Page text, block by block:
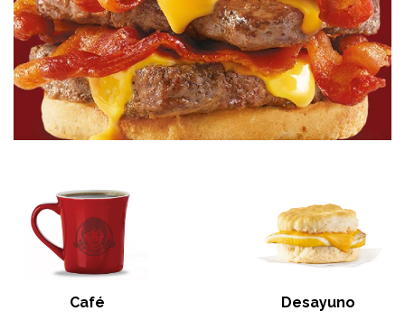
Café Desayuno